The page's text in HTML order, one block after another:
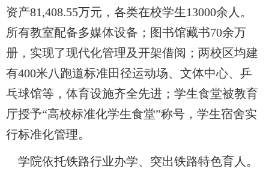
资产81,408.55万元， 各类在校学生13000余人。
所有教室配备多媒体设备；图书馆藏书70余万
册，实现了现代化管理及开架借阅；两校区均建
有400米八跑道标准田径运动场、文体中心、乒
乓球馆等，体育设施齐全先进；学生食堂被教育
厅授予“高校标准化学生食堂”称号，学生宿舍实
行标准化管理。
学院依托铁路行业办学、突出铁路特色育人。